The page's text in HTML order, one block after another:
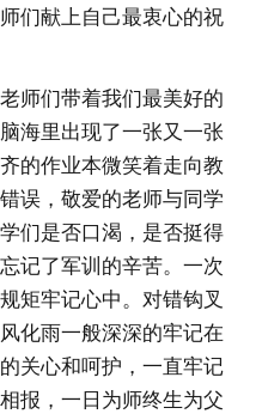
们献上自己最衷心的祝
师们带着我们最美好的
海里出现了一张又一张
的作业本微笑着走向教
误，敬爱的老师与同学
们是否口渴，是否挺得
记了军训的辛苦。一次
矩牢记心中。对错钩叉
化雨一般深深的牢记在
关心和呵护，一直牢记
报，一日为师终生为父